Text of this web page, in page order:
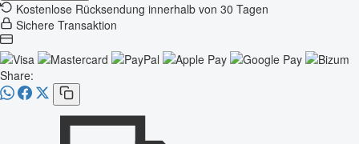
Kostenlose Rücksendung innerhalb von 30 Tagen
Sichere Transaktion
Share: